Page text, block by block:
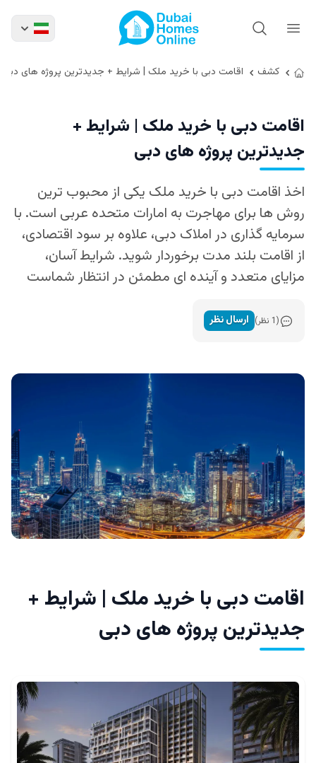
کشف اقامت دبی با خرید ملک | شرایط + جدیدترین پروژه های دبی
اقامت دبی با خرید ملک | شرایط +
جدیدترین پروژه های دبی
اخذ اقامت دبی با خرید ملک یکی از محبوب‌ ترین
روش‌ ها برای مهاجرت به امارات متحده عربی است. با
سرمایه‌ گذاری در املاک دبی، علاوه بر سود اقتصادی،
از اقامت بلند مدت برخوردار شوید. شرایط آسان،
مزایای متعدد و آینده‌ ای مطمئن در انتظار شماست
(1 نظر) ارسال نظر
اقامت دبی با خرید ملک | شرایط +
جدیدترین پروژه های دبی